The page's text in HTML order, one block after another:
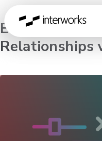
Endlich die
Relationships